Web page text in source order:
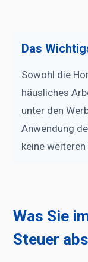
Das
Sowohl die
häusliches
unter den
Anwendung
keine
Was Sie
Steuer